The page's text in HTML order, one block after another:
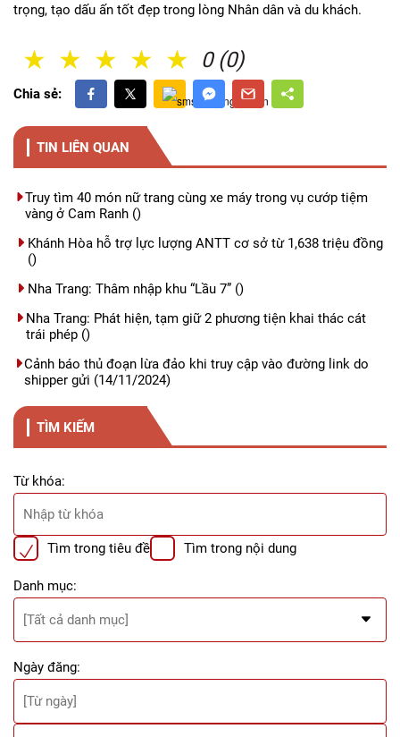
trọng, tạo dấu ấn tốt đẹp trong lòng Nhân dân và du khách.
0 (0)
5 Sao
4 Sao
3 Sao
2 Sao
1 Sao
Chia sẻ:
TIN LIÊN QUAN
Truy tìm 40 món nữ trang cùng xe máy trong vụ cướp tiệm
vàng ở Cam Ranh()
Khánh Hòa hỗ trợ lực lượng ANTT cơ sở từ 1,638 triệu đồng
()
Nha Trang: Thâm nhập khu “Lầu 7” ()
Nha Trang: Phát hiện, tạm giữ 2 phương tiện khai thác cát
trái phép ()
Cảnh báo thủ đoạn lừa đảo khi truy cập vào đường link do
shipper gửi (14/11/2024)
TÌM KIẾM
Từ khóa:
Tìm trong tiêu đề Tìm trong nội dung
Danh mục:
Ngày đăng: